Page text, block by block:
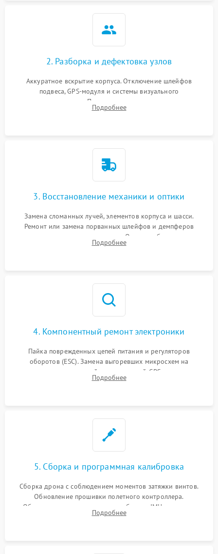
2. Разборка и дефектовка узлов
Аккуратное вскрытие корпуса. Отключение шлейфов
подвеса, GPS-модуля и системы визуального
позиционирования. Проверка полетного контроллера,
регуляторов оборотов (ESC) и бесколлекторных моторов на
Подробнее
3. Восстановление механики и оптики
Замена сломанных лучей, элементов корпуса и шасси.
Ремонт или замена порванных шлейфов и демпферов
трехосевого подвеса камеры. Очистка объектива,
восстановление механизма фокусировки. Установка новых
Подробнее
4. Компонентный ремонт электроники
Пайка поврежденных цепей питания и регуляторов
оборотов (ESC). Замена выгоревших микросхем на
материнской плате, модулей GPS
Подробнее
5. Сборка и программная калибровка
Сборка дрона с соблюдением моментов затяжки винтов.
Обновление прошивки полетного контроллера.
Обязательная программная калибровка IMU-сенсоров,
компаса, датчиков позиционирования и горизонта подвеса
Подробнее